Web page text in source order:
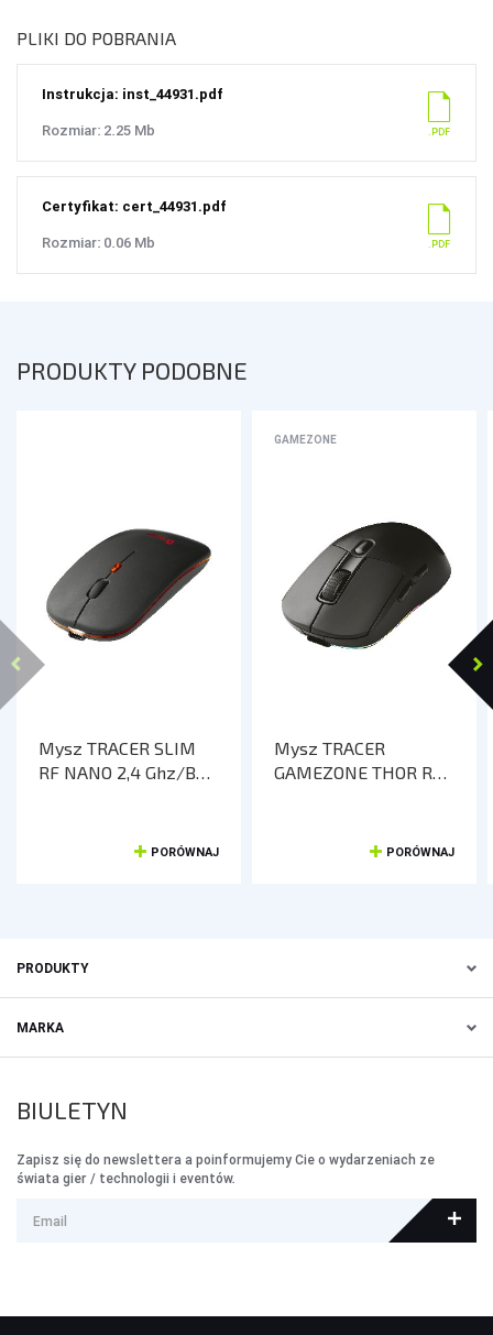
PLIKI DO POBRANIA
Instrukcja: inst_44931.pdf
Rozmiar: 2.25 Mb
Certyfikat: cert_44931.pdf
Rozmiar: 0.06 Mb
PRODUKTY PODOBNE
Mysz TRACER SLIM
RF NANO 2,4 Ghz/BT
PORÓWNAJ
GAMEZONE
Mysz TRACER
GAMEZONE THOR RGB
PORÓWNAJ
PRODUKTY
MARKA
BIULETYN
Zapisz się do newslettera a poinformujemy Cie o wydarzeniach ze
świata gier / technologii i eventów.